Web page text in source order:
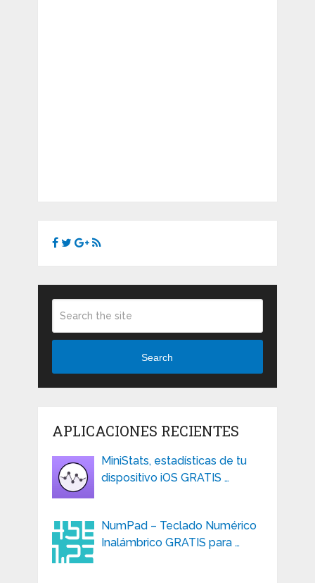
Search
APLICACIONES RECIENTES
MiniStats, estadísticas de tu
dispositivo iOS GRATIS …
NumPad – Teclado Numérico
Inalámbrico GRATIS para …